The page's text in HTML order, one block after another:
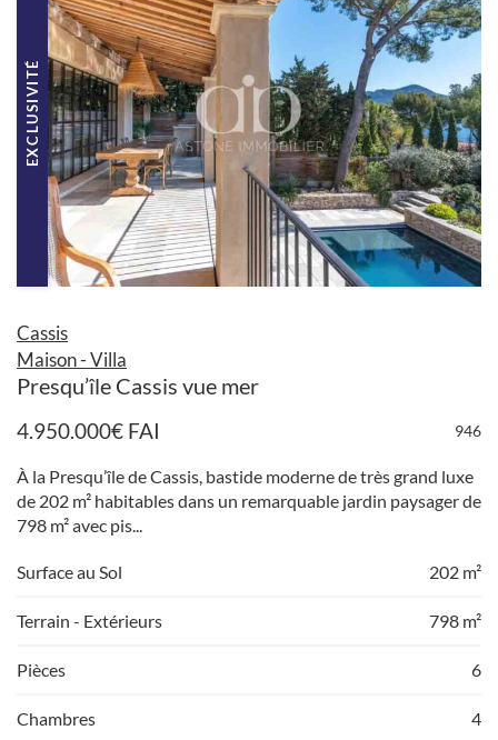
EXCLUSIVITÉ
Cassis
Maison - Villa
Presqu’île Cassis vue mer
4.950.000€ FAI 946
À la Presqu’île de Cassis, bastide moderne de très grand luxe
de 202 m² habitables dans un remarquable jardin paysager de
798 m² avec pis...
Surface au Sol 202 m²
Terrain - Extérieurs 798 m²
Pièces 6
Chambres 4